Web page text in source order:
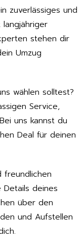
zuverlässiges und
stehen dir
Umzug
wählen solltest?
Service,
uns kannst du
Deal für deinen
freundlichen
Details deines
über den
und Aufstellen